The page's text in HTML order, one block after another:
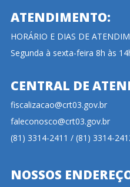
ATENDIMENTO:
HORÁRIO E DIAS DE
Segunda à sexta-feira 8h às
CENTRAL DE
fiscalizacao@crt03.gov.br
faleconosco@crt03.gov.br
(81) 3314-2411 / (81) 3314-
NOSSOS